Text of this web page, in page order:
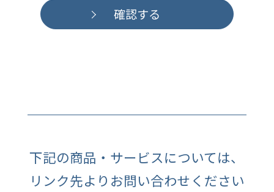
（
https://www.medica.co.jp/contact/
を参照ください。
しかしながら、ご登録いただけない場合は、問い合
わせに対応できない場合があります。
確認する
下記の商品・サービスについては、
リンク先よりお問い合わせください